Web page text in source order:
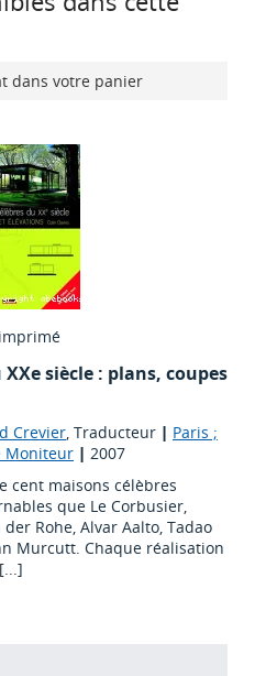
dans votre panier
siècle : plans, coupes
Crevier, Traducteur | Paris ;
Moniteur | 2007
cent maisons célèbres
que Le Corbusier,
Rohe, Alvar Aalto, Tadao
Murcutt. Chaque réalisation